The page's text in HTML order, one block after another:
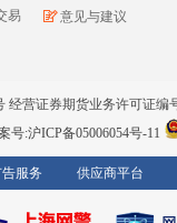
易
意见与建议
营证券期货业务许可证编
号:沪ICP备05006054号-11
告服务 供应商平台